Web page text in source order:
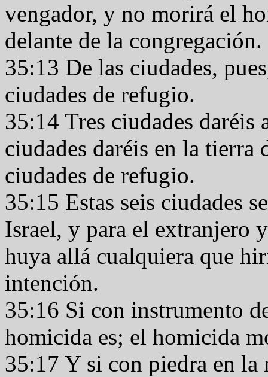
vengador, y no morirá el
delante de la congregación.
35:13 De las ciudades,
ciudades de refugio.
35:14 Tres ciudades daréis
ciudades daréis en la tierra
ciudades de refugio.
35:15 Estas seis ciudades
Israel, y para el extranjero
huya allá cualquiera que
intención.
35:16 Si con instrumento
homicida es; el homicida
35:17 Y si con piedra en la